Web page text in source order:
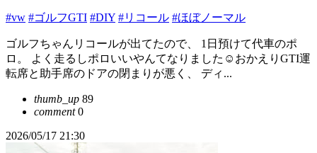
#vw #ゴルフGTI #DIY #リコール #ほぼノーマル
ゴルフちゃんリコールが出てたので、 1日預けて代車のポ
ロ。 よく走るしポロいいやんてなりました☺️おかえりGTI運
転席と助手席のドアの閉まりが悪く、 ディ...
thumb_up 89
comment0
2026/05/17 21:30